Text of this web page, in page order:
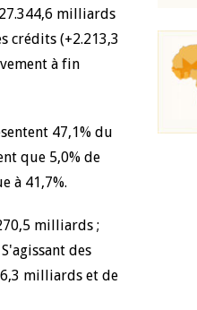
milliards
crédits (+2.213,3
à fin
47,1% du
que 5,0% de
à 41,7%.
milliards ;
des
milliards et de